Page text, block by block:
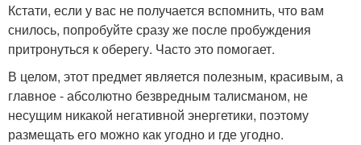
Кстати, если у вас не получается вспомнить, что вам
снилось, попробуйте сразу же после пробуждения
притронуться к оберегу. Часто это помогает.
В целом, этот предмет является полезным, красивым, а
главное - абсолютно безвредным талисманом, не
несущим никакой негативной энергетики, поэтому
размещать его можно как угодно и где угодно.